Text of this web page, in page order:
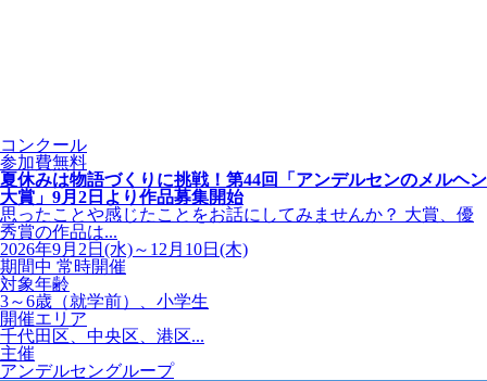
コンクール
参加費無料
夏休みは物語づくりに挑戦！第44回「アンデルセンのメルヘン
大賞」9月2日より作品募集開始
思ったことや感じたことをお話にしてみませんか？ 大賞、優
秀賞の作品は...
2026年9月2日(水)～12月10日(木)
期間中 常時開催
対象年齢
3～6歳（就学前）、小学生
開催エリア
千代田区、中央区、港区...
主催
アンデルセングループ